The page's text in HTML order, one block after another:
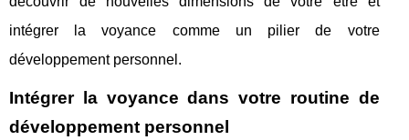
intégrer la voyance comme un pilier de votre
développement personnel.
Intégrer la voyance dans votre routine de
développement personnel